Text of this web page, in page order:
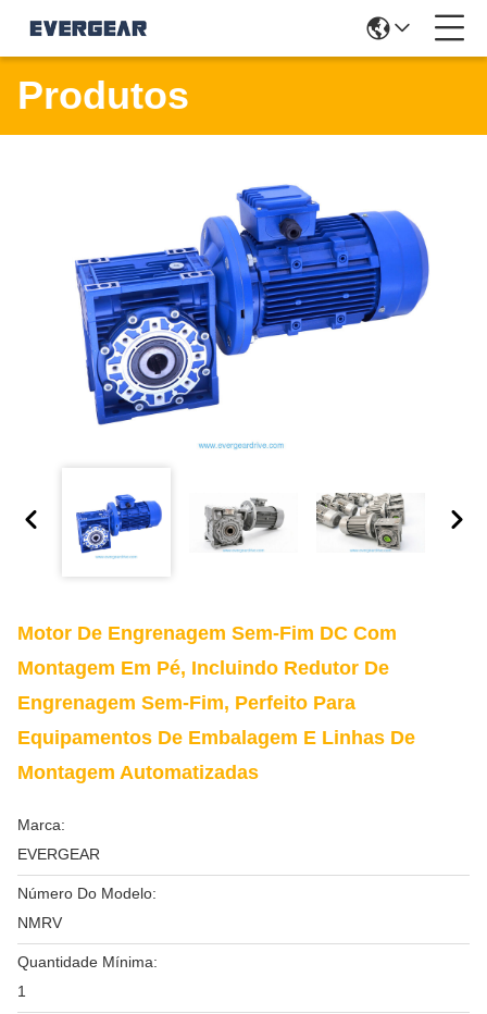
Produtos
Motor De Engrenagem Sem-Fim DC Com
Montagem Em Pé, Incluindo Redutor De
Engrenagem Sem-Fim, Perfeito Para
Equipamentos De Embalagem E Linhas De
Montagem Automatizadas
Marca:
EVERGEAR
Número Do Modelo:
NMRV
Quantidade Mínima:
1